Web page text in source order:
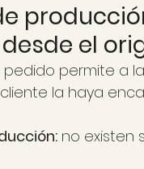
el
pedido permite a
la haya
no existen